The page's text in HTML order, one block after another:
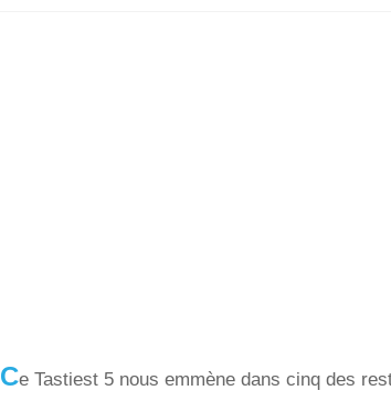
Ce Tastiest 5 nous emmène dans cinq des